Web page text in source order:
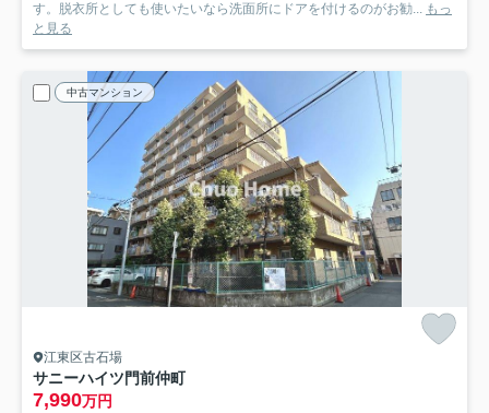
す。脱衣所としても使いたいなら洗面所にドアを付けるのがお勧... もっ
と見る
中古マンション
江東区古石場
サニーハイツ門前仲町
7,990万円